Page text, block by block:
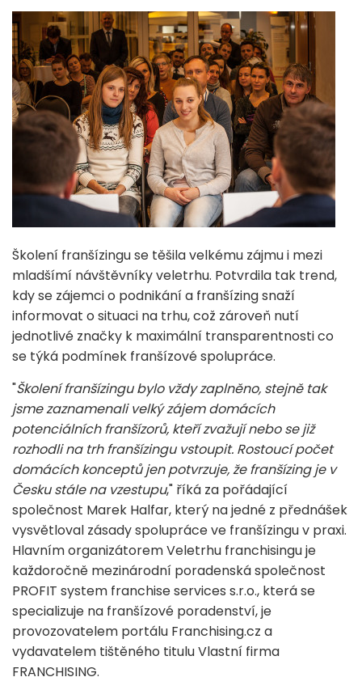
Školení franšízingu se těšila velkému zájmu i mezi
mladšímí návštěvníky veletrhu. Potvrdila tak trend,
kdy se zájemci o podnikání a franšízing snaží
informovat o situaci na trhu, což zároveň nutí
jednotlivé značky k maximální transparentnosti co
se týká podmínek franšízové spolupráce.
"Školení franšízingu bylo vždy zaplněno, stejně tak
jsme zaznamenali velký zájem domácích
potenciálních franšízorů, kteří zvažují nebo se již
rozhodli na trh franšízingu vstoupit. Rostoucí počet
domácích konceptů jen potvrzuje, že franšízing je v
Česku stále na vzestupu," říká za pořádající
společnost Marek Halfar, který na jedné z přednášek
vysvětloval zásady spolupráce ve franšízingu v praxi.
Hlavním organizátorem Veletrhu franchisingu je
každoročně mezinárodní poradenská společnost
PROFIT system franchise services s.r.o., která se
specializuje na franšízové poradenství, je
provozovatelem portálu Franchising.cz a
vydavatelem tištěného titulu Vlastní firma
FRANCHISING.